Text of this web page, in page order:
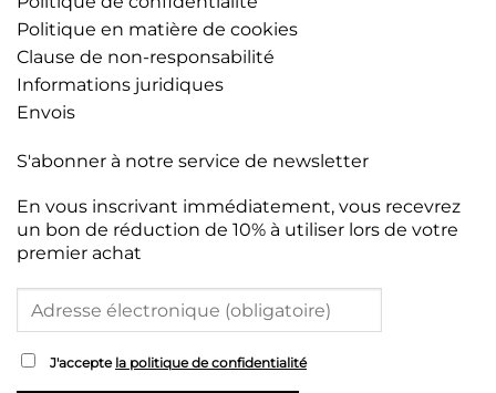
Politique en matière de cookies
Clause de non-responsabilité
Informations juridiques
Envois
S'abonner à notre service de newsletter
En vous inscrivant immédiatement, vous recevrez
un bon de réduction de 10% à utiliser lors de votre
premier achat
J'accepte la politique de confidentialité